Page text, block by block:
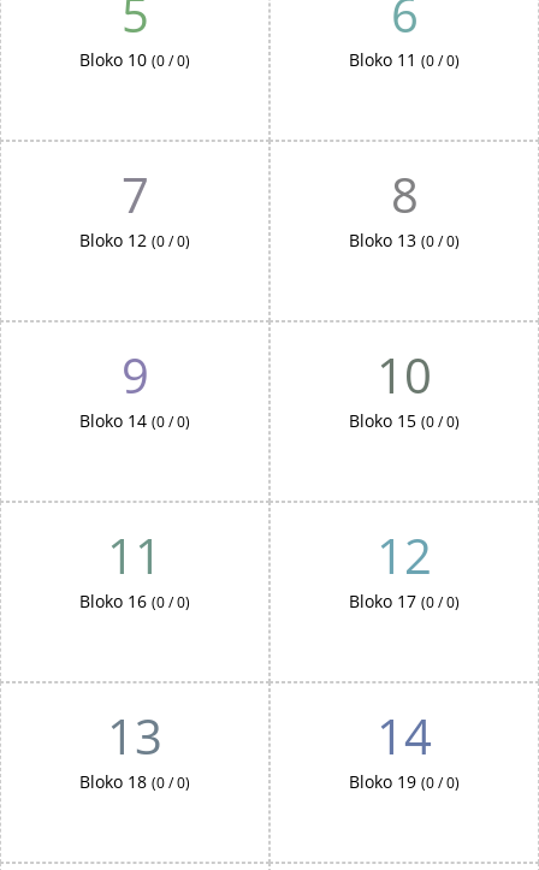
5
Bloko 10 (0 / 0)
6
Bloko 11 (0 / 0)
7
Bloko 12 (0 / 0)
8
Bloko 13 (0 / 0)
9
Bloko 14 (0 / 0)
10
Bloko 15 (0 / 0)
11
Bloko 16 (0 / 0)
12
Bloko 17 (0 / 0)
13
Bloko 18 (0 / 0)
14
Bloko 19 (0 / 0)